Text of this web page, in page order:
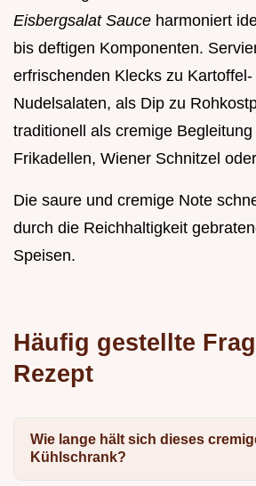
Eisbergsalat Sauce harmoniert
bis deftigen Komponenten.
erfrischenden Klecks zu
Nudelsalaten, als Dip zu
traditionell als cremige
Frikadellen, Wiener Schnitzel
Die saure und cremige Note
durch die Reichhaltigkeit
Speisen.
Häufig gestellte
Rezept
Wie lange hält sich dieses
Kühlschrank?